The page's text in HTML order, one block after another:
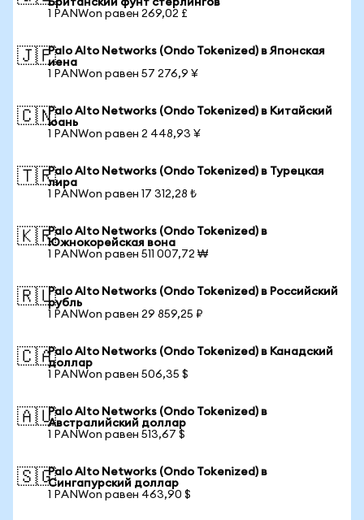
Британский фунт стерлингов
1 PANWon равен 269,02 £
🇯🇵Palo Alto Networks (Ondo Tokenized) в Японская
иена
1 PANWon равен 57 276,9 ¥
🇨🇳Palo Alto Networks (Ondo Tokenized) в Китайский
юань
1 PANWon равен 2 448,93 ¥
🇹🇷Palo Alto Networks (Ondo Tokenized) в Турецкая
лира
1 PANWon равен 17 312,28 ₺
🇰🇷Palo Alto Networks (Ondo Tokenized) в
Южнокорейская вона
1 PANWon равен 511 007,72 ₩
🇷🇺Palo Alto Networks (Ondo Tokenized) в Российский
рубль
1 PANWon равен 29 859,25 ₽
🇨🇦Palo Alto Networks (Ondo Tokenized) в Канадский
доллар
1 PANWon равен 506,35 $
🇦🇺Palo Alto Networks (Ondo Tokenized) в
Австралийский доллар
1 PANWon равен 513,67 $
🇸🇬Palo Alto Networks (Ondo Tokenized) в
Сингапурский доллар
1 PANWon равен 463,90 $